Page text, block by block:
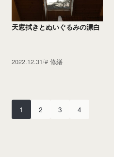
天窓拭きとぬいぐるみの漂白
2022.12.31 修繕
1 2 3 4